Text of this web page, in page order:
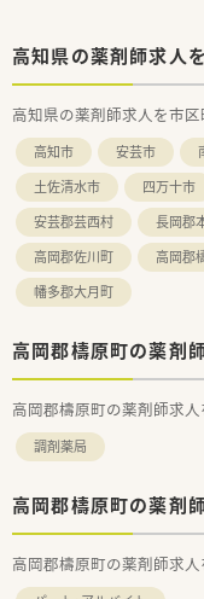
時には管理薬剤
あり、非常に自
いるので、急な
い環境となりま
■産休・育休の実
です。
■30代で取締役
キャリアステッ
いますので、非
店舗への開発や
■多科目の経験を
持ちも相談可能
■独立開業支援も
として勤務しな
無く、完全独立
談をはじめ、薬
す。
■慶弔特別休暇・
制度、退職金制
高知県の薬剤師求人
高知県の薬剤師求人を市区
高知市 安芸市
土佐清水市
四万十市
安芸郡芸西村
長岡郡
高岡郡佐川町
高岡郡
幡多郡大月町
高岡郡檮原町の薬剤
高岡郡檮原町の薬剤師求
調剤薬局
高岡郡檮原町の薬剤
高岡郡檮原町の薬剤師求